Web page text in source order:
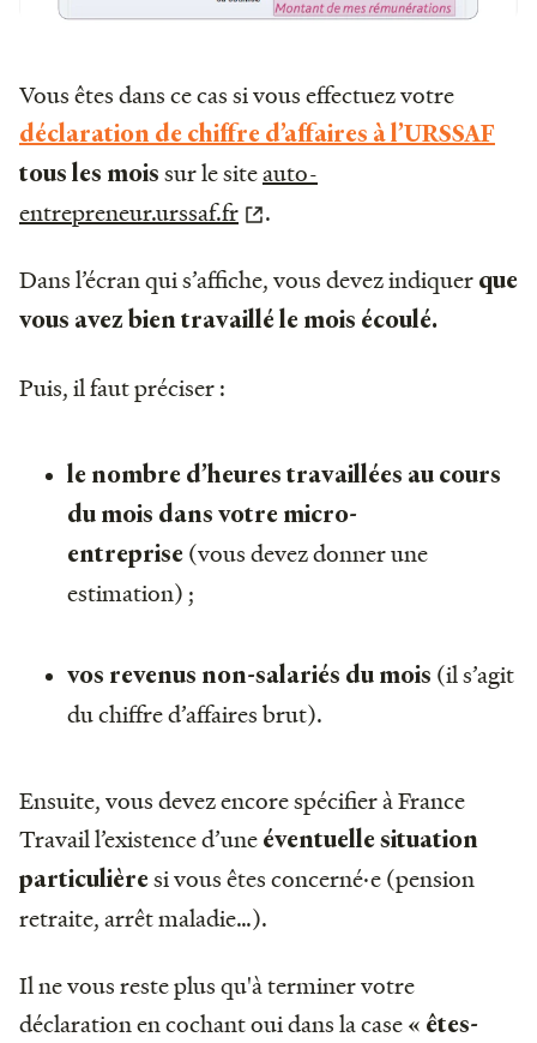
Vous êtes dans ce cas si vous effectuez votre
déclaration de chiffre d’affaires à l’URSSAF
tous les mois sur le siteauto-
entrepreneur.urssaf.fr
.
Dans l’écran qui s’affiche, vous devez indiquer que
vous avez bien travaillé le mois écoulé.
Puis, il faut préciser :
le nombre d’heures travaillées au cours
du mois dans votre micro-
entreprise (vous devez donner une
estimation) ;
vos revenus non-salariés du mois (il s’agit
du chiffre d’affaires brut).
Ensuite, vous devez encore spécifier à France
Travail l’existence d’une éventuelle situation
particulièresi vous êtes concerné·e (pension
retraite, arrêt maladie…).
Il ne vous reste plus qu'à terminer votre
déclaration en cochant oui dans la case « êtes-